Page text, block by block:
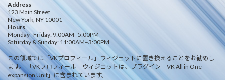
Address
123 Main Street
New York, NY 10001
Hours
Monday–Friday: 9:00AM–5:00PM
Saturday & Sunday: 11:00AM–3:00PM
この領域では「VKプロフィール」ウィジェットに置き換えることをお勧めし
ます。 「VKプロフィール」ウィジェットは、プラグイン「VK All in One
expansion Unit」に含まれています。